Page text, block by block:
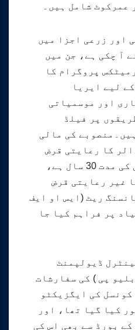
عمرکوٹ شامل ہیں۔
اور زرعی اجزا میں
آ چکی ہے، جن میں
پروگرام کا
لیے ایریا
اور موسمیاتی
پر فیلڈ
کی مالی
98 ملین ڈالر کا رعایتی قرض
شامل ہے، جس کی واپسی کی مدت 30 سال ہے،
کا غیر رعایتی قرض
ریٹ (ایس او ایف
پر فراہم کیا جا
2022 میں سینٹرل ڈیولپمنٹ
پی ) کی سفارشات
کی ایگزیکٹو
کیا گیا تھا، اور
بورڈ سے بھی اس کی